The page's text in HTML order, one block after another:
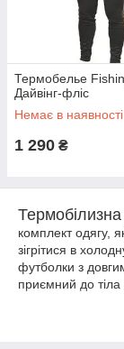
Термобелье
Дайвінг-фліс
Немає в наявності
1 290 ₴
Термобілизна
комплект одягу,
зігрітися в
футболки з
приємний до тіла
що забезпечує